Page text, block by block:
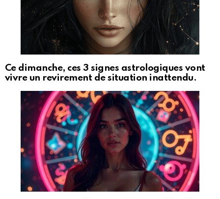
Ce dimanche, ces 3 signes astrologiques vont
vivre un revirement de situation inattendu.